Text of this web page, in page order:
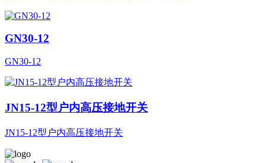
GN30-12
GN30-12
JN15-12型户内高压接地开关
JN15-12型户内高压接地开关